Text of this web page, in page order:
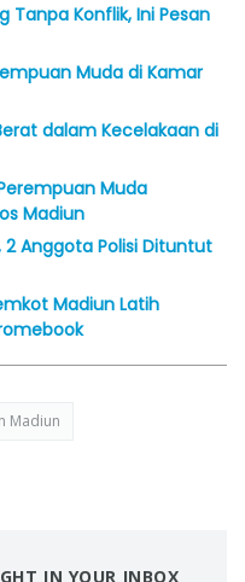
Tanpa Konflik, Ini Pesan
Muda di Kamar
dalam Kecelakaan di
Muda
Madiun
2 Anggota Polisi Dituntut
Madiun Latih
Madiun
IN YOUR INBOX